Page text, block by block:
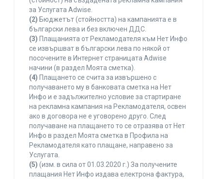
за Услугата Adwise.
(2) Бюджетът (стойността) на кампанията е в
български лева и без включен ДДС.
(3) Плащанията от Рекламодателя към Нет Инфо
се извършват в български лева по някой от
посочените в Интернет страницата Adwise
начини (в раздел Моята сметка).
(4) Плащането се счита за извършено с
получаването му в банковата сметка на Нет
Инфо и е задължително условие за стартиране
на рекламна кампания на Рекламодателя, освен
ако в договора не е уговорено друго. След
получаване на плащането то се отразява от Нет
Инфо в раздел Моята сметка в Профила на
Рекламодателя като плащане, направено за
Услугата.
(5) (изм. в сила от 01.03.2020 г.) За получените
плащания Нет Инфо издава електрона фактура,